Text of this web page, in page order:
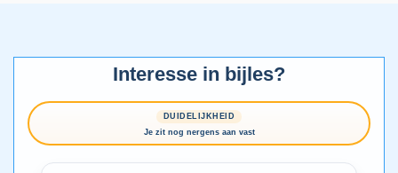
Interesse in bijles?
DUIDELIJKHEID
Je zit nog nergens aan vast